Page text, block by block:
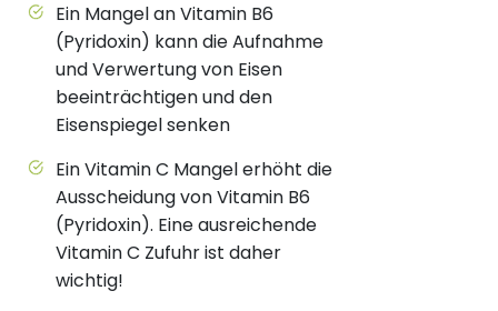
Ein Mangel an Vitamin B6
(Pyridoxin) kann die Aufnahme
und Verwertung von Eisen
beeinträchtigen und den
Eisenspiegel senken
Ein Vitamin C Mangel erhöht die
Ausscheidung von Vitamin B6
(Pyridoxin). Eine ausreichende
Vitamin C Zufuhr ist daher
wichtig!